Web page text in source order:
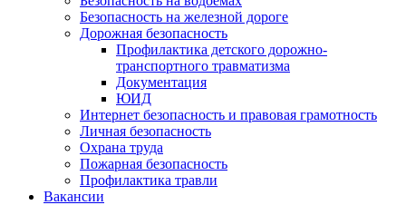
Безопасность на железной дороге
Дорожная безопасность
Профилактика детского дорожно-
транспортного травматизма
Документация
ЮИД
Интернет безопасность и правовая грамотность
Личная безопасность
Охрана труда
Пожарная безопасность
Профилактика травли
Вакансии